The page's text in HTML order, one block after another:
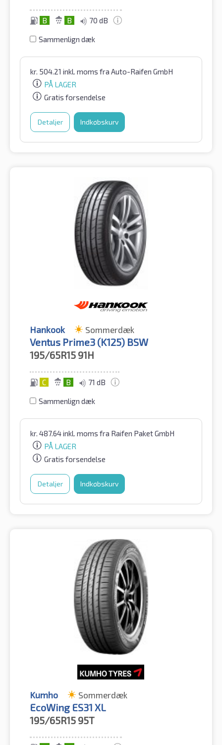
B B 70 dB
Sammenlign dæk
kr. 504.21 inkl. moms fra Auto-Raifen GmbH
PÅ LAGER
Gratis forsendelse
Detaljer Indkøbskurv
Hankook Sommerdæk
Ventus Prime3 (K125) BSW
195/65R15 91H
C B 71 dB
Sammenlign dæk
kr. 487.64inkl. moms fra Raifen Paket GmbH
PÅ LAGER
Gratis forsendelse
Detaljer Indkøbskurv
Kumho Sommerdæk
EcoWing ES31 XL
195/65R15 95T